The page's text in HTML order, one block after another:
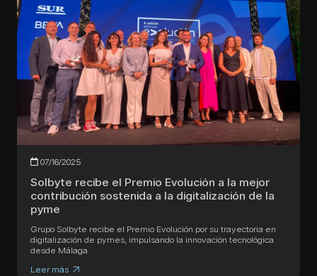
07/16/2025
Solbyte recibe el Premio Evolución a la mejor
contribución sostenida a la digitalización de la
pyme
Grupo Solbyte recibe el Premio Evolución por su trayectoria en
digitalización de pymes, impulsando la innovación tecnológica
desde Málaga
Leer más